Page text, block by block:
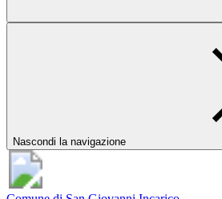
Nascondi la navigazione